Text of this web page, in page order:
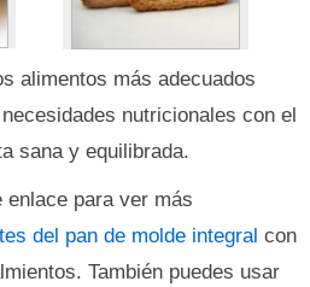
alimentos más adecuados
nutricionales con el
sana y equilibrada.
para ver más
del pan de molde integral con
También puedes usar